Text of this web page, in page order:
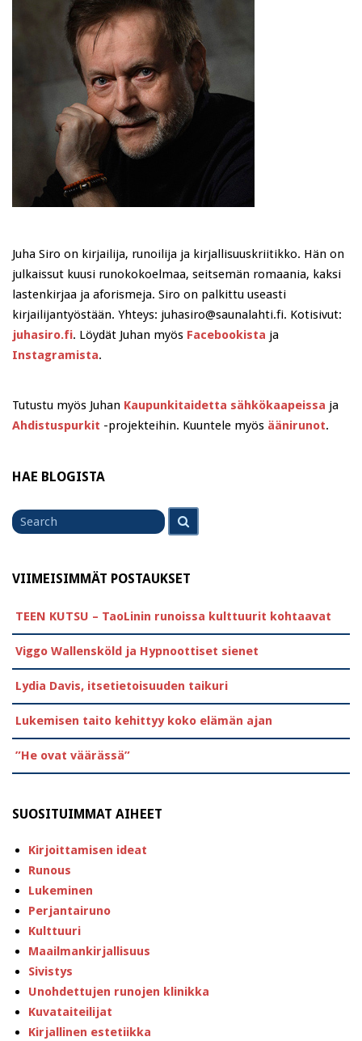
Juha Siro on kirjailija, runoilija ja kirjallisuuskriitikko. Hän on
julkaissut kuusi runokokoelmaa, seitsemän romaania, kaksi
lastenkirjaa ja aforismeja. Siro on palkittu useasti
kirjailijantyöstään. Yhteys: juhasiro@saunalahti.fi. Kotisivut:
juhasiro.fi. Löydät Juhan myös Facebookista ja
Instagramista.
Tutustu myös Juhan Kaupunkitaidetta sähkökaapeissa ja
Ahdistuspurkit -projekteihin. Kuuntele myös äänirunot.
HAE BLOGISTA
Search
for
VIIMEISIMMÄT POSTAUKSET
TEEN KUTSU – TaoLinin runoissa kulttuurit kohtaavat
Viggo Wallensköld ja Hypnoottiset sienet
Lydia Davis, itsetietoisuuden taikuri
Lukemisen taito kehittyy koko elämän ajan
”He ovat väärässä”
SUOSITUIMMAT AIHEET
Kirjoittamisen ideat
Runous
Lukeminen
Perjantairuno
Kulttuuri
Maailmankirjallisuus
Sivistys
Unohdettujen runojen klinikka
Kuvataiteilijat
Kirjallinen estetiikka